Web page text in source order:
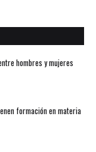
hombres y mujeres
formación en materia